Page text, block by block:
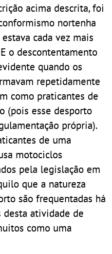
acima descrita, foi
nortenha
cada vez mais
o descontentamento
quando os
repetidamente
como praticantes de
(pois esse desporto
própria).
de uma
motociclos
pela legislação em
que a natureza
são frequentadas há
desta atividade de
como uma